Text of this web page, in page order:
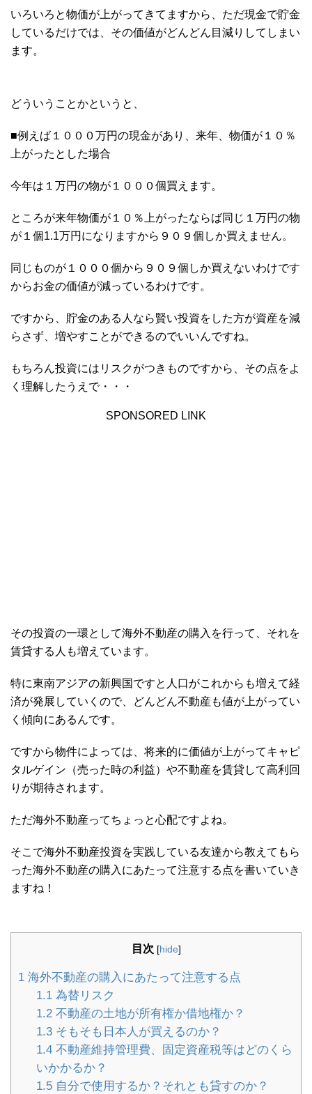
いろいろと物価が上がってきてますから、ただ現金で貯金
しているだけでは、その価値がどんどん目減りしてしまい
ます。
どういうことかというと、
■例えば１０００万円の現金があり、来年、物価が１０％
上がったとした場合
今年は１万円の物が１０００個買えます。
ところが来年物価が１０％上がったならば同じ１万円の物
が１個1.1万円になりますから９０９個しか買えません。
同じものが１０００個から９０９個しか買えないわけです
からお金の価値が減っているわけです。
ですから、貯金のある人なら賢い投資をした方が資産を減
らさず、増やすことができるのでいいんですね。
もちろん投資にはリスクがつきものですから、その点をよ
く理解したうえで・・・
SPONSORED LINK
その投資の一環として海外不動産の購入を行って、それを
賃貸する人も増えています。
特に東南アジアの新興国ですと人口がこれからも増えて経
済が発展していくので、どんどん不動産も値が上がってい
く傾向にあるんです。
ですから物件によっては、将来的に価値が上がってキャピ
タルゲイン（売った時の利益）や不動産を賃貸して高利回
りが期待されます。
ただ海外不動産ってちょっと心配ですよね。
そこで海外不動産投資を実践している友達から教えてもら
った海外不動産の購入にあたって注意する点を書いていき
ますね！
目次 [hide]
1 海外不動産の購入にあたって注意する点
1.1為替リスク
1.2不動産の土地が所有権か借地権か？
1.3そもそも日本人が買えるのか？
1.4不動産維持管理費、固定資産税等はどのくら
いかかるか？
1.5自分で使用するか？それとも貸すのか？